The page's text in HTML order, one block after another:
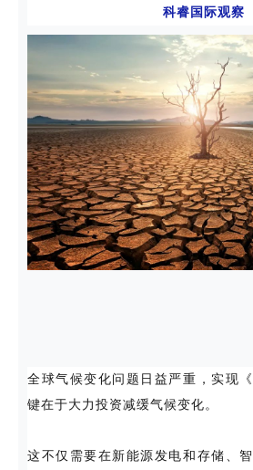
科睿国际观察
全球气候变化问题日益严重，实现
键在于大力投资减缓气候变化。
这不仅需要在新能源发电和存储、